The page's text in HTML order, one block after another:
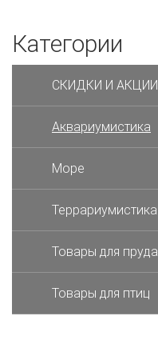
Категории
СКИДКИ И АКЦИИ
Аквариумистика
Море
Террариумистика
Товары для пруда
Товары для птиц